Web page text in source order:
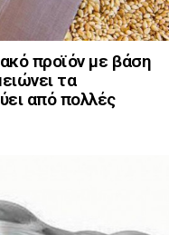
προϊόν με βάση
τα
από πολλές